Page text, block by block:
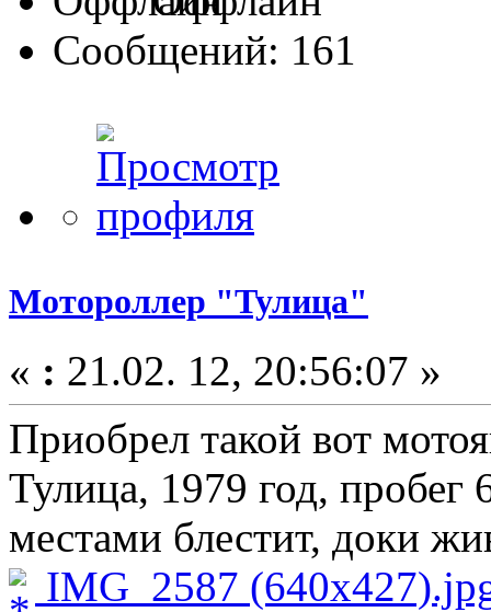
Сообщений: 161
Мотороллер "Тулица"
« : 21.02. 12, 20:56:07 »
Приобрел такой вот
Тулица, 1979 год,
местами блестит, доки
IMG_2587